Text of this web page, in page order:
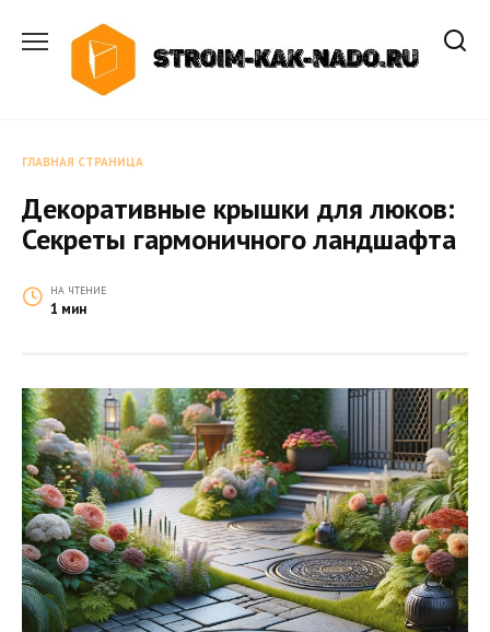
содержанию
ГЛАВНАЯ СТРАНИЦА
Декоративные крышки для люков:
Секреты гармоничного ландшафта
НА ЧТЕНИЕ
1 мин